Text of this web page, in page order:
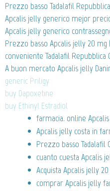
Prezzo basso Tadalafil
Apcalis jelly generico mejor
Apcalis jelly generico
Prezzo basso Apcalis jelly 20 mg
conveniente Tadalafil Repubblica
A buon mercato Apcalis jelly
generic Priligy
buy Dapoxetine
buy Ethinyl Estradiol
farmacia. online
Apcalis jelly costa in
Prezzo basso Tadalafil
cuanto cuesta Apcalis
Acquista Apcalis jelly
comprar Apcalis jelly